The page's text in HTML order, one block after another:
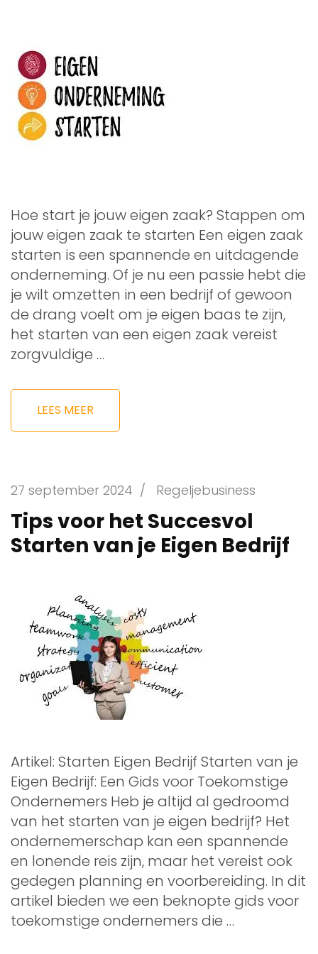
Hoe start je jouw eigen zaak? Stappen om
jouw eigen zaak te starten Een eigen zaak
starten is een spannende en uitdagende
onderneming. Of je nu een passie hebt die
je wilt omzetten in een bedrijf of gewoon
de drang voelt om je eigen baas te zijn,
het starten van een eigen zaak vereist
zorgvuldige …
LEES MEER
27 september 2024 / Regeljebusiness
Tips voor het Succesvol
Starten van je Eigen Bedrijf
Artikel: Starten Eigen Bedrijf Starten van je
Eigen Bedrijf: Een Gids voor Toekomstige
Ondernemers Heb je altijd al gedroomd
van het starten van je eigen bedrijf? Het
ondernemerschap kan een spannende
en lonende reis zijn, maar het vereist ook
gedegen planning en voorbereiding. In dit
artikel bieden we een beknopte gids voor
toekomstige ondernemers die …